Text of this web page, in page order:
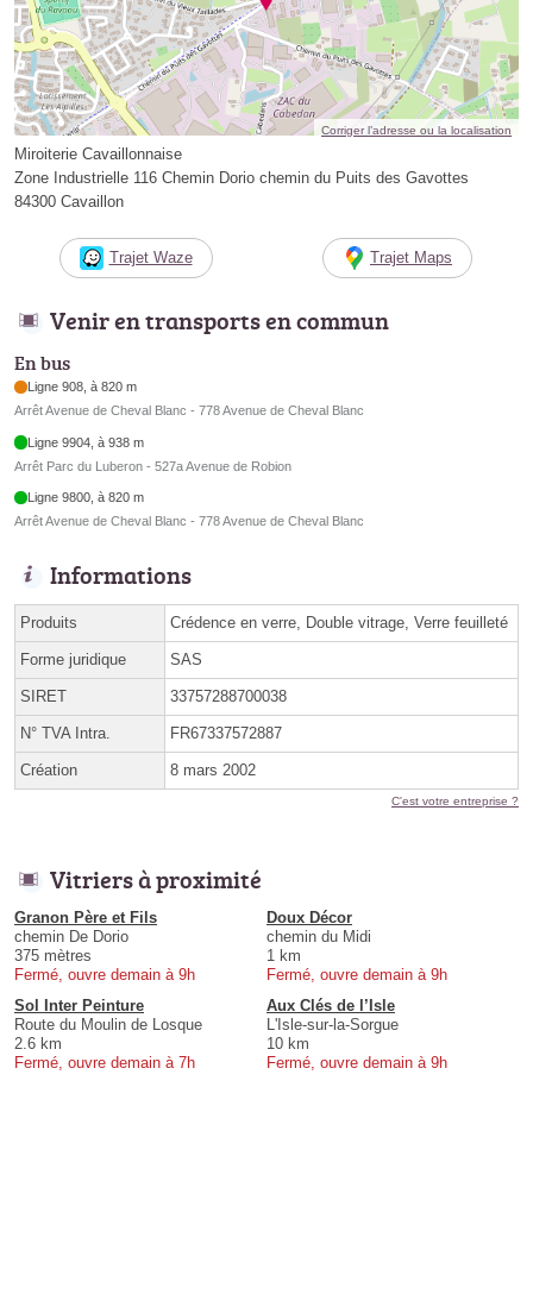
Corriger l’adresse ou la localisation
Miroiterie Cavaillonnaise
Zone Industrielle 116 Chemin Dorio chemin du Puits des Gavottes
84300 Cavaillon
Trajet Waze Trajet Maps
Venir en transports en commun
En bus
Ligne 908, à 820 m
Arrêt Avenue de Cheval Blanc - 778 Avenue de Cheval Blanc
Ligne 9904, à 938 m
Arrêt Parc du Luberon - 527a Avenue de Robion
Ligne 9800, à 820 m
Arrêt Avenue de Cheval Blanc - 778 Avenue de Cheval Blanc
Informations
Produits Crédence en verre, Double vitrage, Verre feuilleté
Forme juridique SAS
SIRET 33757288700038
N° TVA Intra. FR67337572887
Création 8 mars 2002
C'est votre entreprise ?
Vitriers à proximité
Granon Père et Fils
chemin De Dorio
375 mètres
Fermé, ouvre demain à 9h
Doux Décor
chemin du Midi
1 km
Fermé, ouvre demain à 9h
Sol Inter Peinture
Route du Moulin de Losque
2.6 km
Fermé, ouvre demain à 7h
Aux Clés de l’Isle
L'Isle-sur-la-Sorgue
10 km
Fermé, ouvre demain à 9h